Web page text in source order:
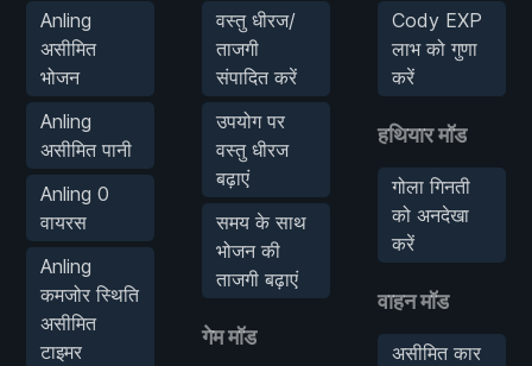
Anling
असीमित
भोजन
Anling
असीमित पानी
Anling 0
वायरस
Anling
कमजोर स्थिति
असीमित
टाइमर
वस्तु धीरज/
ताजगी
संपादित करें
उपयोग पर
वस्तु धीरज
बढ़ाएं
समय के साथ
भोजन की
ताजगी बढ़ाएं
गेम मॉड
Cody EXP
लाभ को गुणा
करें
हथियार मॉड
गोला गिनती
को अनदेखा
करें
वाहन मॉड
असीमित कार